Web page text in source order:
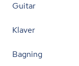
Guitar
Klaver
Bagning